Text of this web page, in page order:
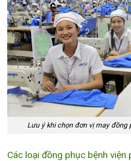
Lưu ý khi chọn đơn vị may đồng
Các loại đồng phục bệnh viện